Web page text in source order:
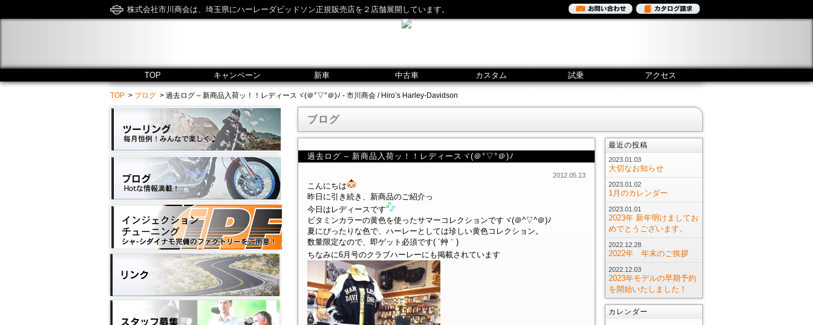
株式会社市川商会は、埼玉県にハーレーダビッドソン正規販売店を２店舗展開しています。
TOP キャンペーン 新車 中古車 カスタム 試乗 アクセス
TOP > ブログ > 過去ログ – 新商品入荷ッ！！レディースヾ(＠°▽°＠)ﾉ - 市川商会 / Hiro’s Harley-Davidson
ブログ
過去ログ – 新商品入荷ッ！！レディースヾ(＠°▽°＠)ﾉ
2012.05.13
こんにちは
昨日に引き続き、新商品のご紹介っ
今日はレディースです
ビタミンカラーの黄色を使ったサマーコレクションですヾ(＠^▽^＠)ﾉ
夏にぴったりな色で、ハーレーとしては珍しい黄色コレクション。
数量限定なので、即ゲット必須です( ´艸｀)
ちなみに6月号のクラブハーレーにも掲載されています
最近の投稿
2023.01.03
大切なお知らせ
2023.01.02
1月のカレンダー
2023.01.01
2023年 新年明けましてお
めでとうございます。
2022.12.28
2022年 年末のご挨拶
2022.12.03
2023年モデルの早期予約
を開始いたしました！
カレンダー